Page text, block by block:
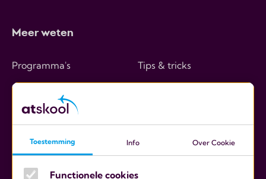
Meer weten
Programma's
Hoe werkt het
Kosten
Scholen
Tips & tricks
Toestemming Info Over Cookie
Functionele cookies